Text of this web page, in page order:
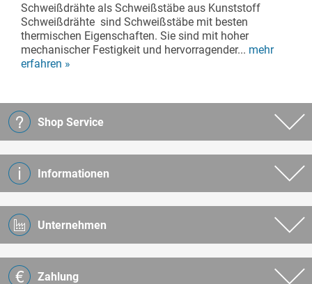
Schweißdrähte als Schweißstäbe aus Kunststoff
Schweißdrähte sind Schweißstäbe mit besten
thermischen Eigenschaften. Sie sind mit hoher
mechanischer Festigkeit und hervorragender... mehr
erfahren »
Shop Service
Informationen
Unternehmen
Zahlung